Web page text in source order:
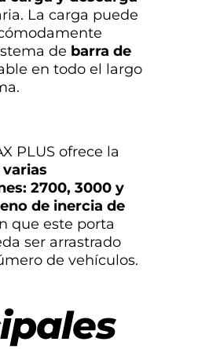
La carga puede
de barra de
en todo el largo
PLUS ofrece la
varias
2700, 3000 y
de inercia de
que este porta
ser arrastrado
de vehículos.